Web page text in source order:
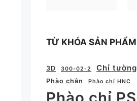
TỪ KHÓA SẢN PHẨM
3D 300-02-2 Chỉ tường
Phào chân
Phào chỉ HNC